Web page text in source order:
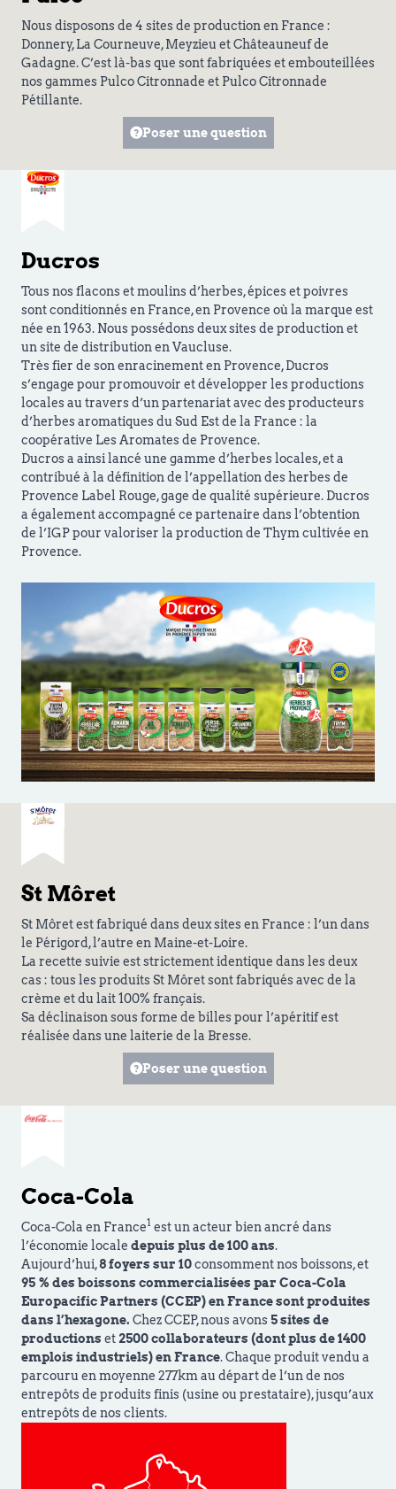
Nous disposons de 4 sites de production en France :
Donnery, La Courneuve, Meyzieu et Châteauneuf de
Gadagne. C’est là-bas que sont fabriquées et embouteillées
nos gammes Pulco Citronnade et Pulco Citronnade
Pétillante.
Poser une question
Ducros
Tous nos flacons et moulins d’herbes, épices et poivres
sont conditionnés en France, en Provence où la marque est
née en 1963. Nous possédons deux sites de production et
un site de distribution en Vaucluse.
Très fier de son enracinement en Provence, Ducros
s’engage pour promouvoir et développer les productions
locales au travers d’un partenariat avec des producteurs
d’herbes aromatiques du Sud Est de la France : la
coopérative Les Aromates de Provence.
Ducros a ainsi lancé une gamme d’herbes locales, et a
contribué à la définition de l’appellation des herbes de
Provence Label Rouge, gage de qualité supérieure. Ducros
a également accompagné ce partenaire dans l’obtention
de l’IGP pour valoriser la production de Thym cultivée en
Provence.
St Môret
St Môret est fabriqué dans deux sites en France : l’un dans
le Périgord, l’autre en Maine-et-Loire.
La recette suivie est strictement identique dans les deux
cas : tous les produits St Môret sont fabriqués avec de la
crème et du lait 100% français.
Sa déclinaison sous forme de billes pour l’apéritif est
réalisée dans une laiterie de la Bresse.
Poser une question
Coca-Cola
Coca-Cola en France1 est un acteur bien ancré dans
l’économie locale depuis plus de 100 ans.
Aujourd’hui,8 foyers sur 10consomment nos boissons, et
95 % des boissons commercialisées par Coca-Cola
Europacific Partners (CCEP) en France sont produites
dans l’hexagone. Chez CCEP, nous avons 5 sites de
productions et 2500 collaborateurs (dont plus de 1400
emplois industriels) en France. Chaque produit vendu a
parcouru en moyenne 277km au départ de l’un de nos
entrepôts de produits finis (usine ou prestataire), jusqu’aux
entrepôts de nos clients.